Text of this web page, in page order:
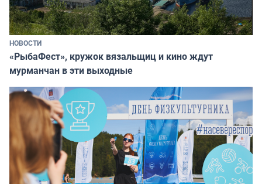
НОВОСТИ
«РыбаФест», кружок вязальщиц и кино ждут
мурманчан в эти выходные